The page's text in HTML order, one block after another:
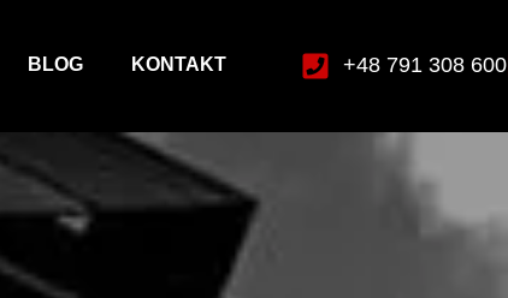
BLOG KONTAKT +48 791 308 600